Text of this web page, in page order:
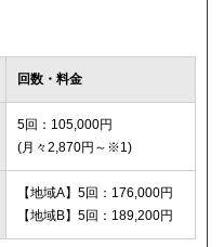
回数・料金
5回：105,000円
(月々2,870円～※1)
【地域A】5回：176,000円
【地域B】5回：189,200円